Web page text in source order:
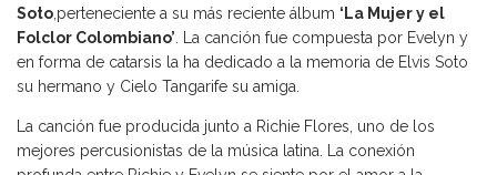
Soto ,perteneciente a su más reciente álbum ‘La Mujer y el
Folclor Colombiano’ . La canción fue compuesta por Evelyn y
en forma de catarsis la ha dedicado a la memoria de Elvis Soto
su hermano y Cielo Tangarife su amiga.
La canción fue producida junto a Richie Flores, uno de los
mejores percusionistas de la música latina. La conexión